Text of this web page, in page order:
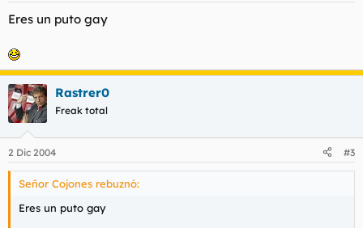
Eres un puto gay
Rastrer0
Freak total
2 Dic 2004 #3
Señor Cojones rebuznó:
Eres un puto gay